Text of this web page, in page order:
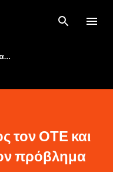
τον ΟΤΕ και
πρόβλημα